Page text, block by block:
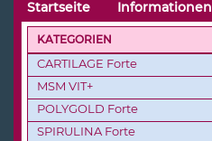
KATEGORIEN
CARTILAGE Forte
MSM VIT+
POLYGOLD Forte
SPIRULINA Forte
Startseite Informationen